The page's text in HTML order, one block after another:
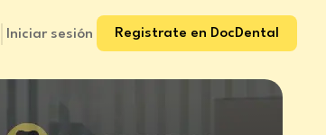
Iniciar sesión Registrate en DocDental